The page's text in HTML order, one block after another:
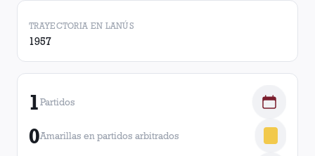
TRAYECTORIA EN LANÚS
1957
1Partidos
0Amarillas en partidos arbitrados